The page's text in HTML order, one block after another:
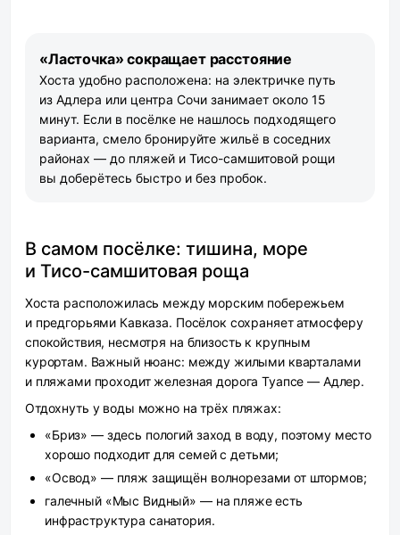
«Ласточка» сокращает расстояние
Хоста удобно расположена: на электричке путь
из Адлера или центра Сочи занимает около 15
минут. Если в посёлке не нашлось подходящего
варианта, смело бронируйте жильё в соседних
районах — до пляжей и Тисо-самшитовой рощи
вы доберётесь быстро и без пробок.
В самом посёлке: тишина, море
и Тисо-самшитовая роща
Хоста расположилась между морским побережьем
и предгорьями Кавказа. Посёлок сохраняет атмосферу
спокойствия, несмотря на близость к крупным
курортам. Важный нюанс: между жилыми кварталами
и пляжами проходит железная дорога Туапсе — Адлер.
Отдохнуть у воды можно на трёх пляжах:
«Бриз» — здесь пологий заход в воду, поэтому место
хорошо подходит для семей с детьми;
«Освод» — пляж защищён волнорезами от штормов;
галечный «Мыс Видный» — на пляже есть
инфраструктура санатория.